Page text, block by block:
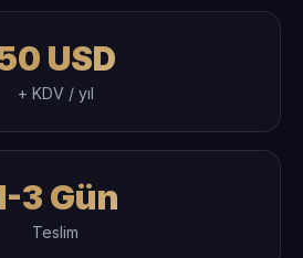
USD
+ KDV / yıl
3 Gün
Teslim